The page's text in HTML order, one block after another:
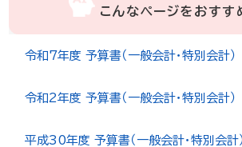
こんなページをおすす
令和7年度 予算書（一般会計・特別会計）
令和2年度 予算書（一般会計・特別会計）
平成30年度 予算書（一般会計・特別会計